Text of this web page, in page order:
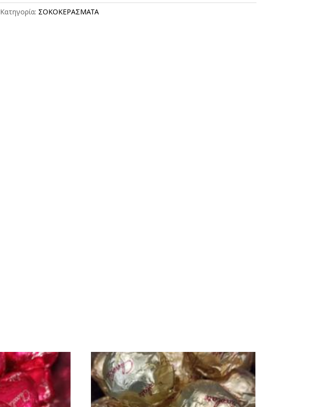
Κατηγορία: ΣΟΚΟΚΕΡΑΣΜΑΤΑ